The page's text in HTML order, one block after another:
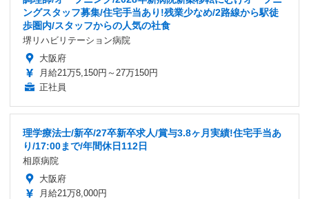
ングスタッフ募集/住宅手当あり!残業少なめ/2路線から駅徒
歩圏内/スタッフからの人気の社食
堺リハビリテーション病院
大阪府
月給21万5,150円～27万150円
正社員
理学療法士/新卒/27卒新卒求人/賞与3.8ヶ月実績!住宅手当あ
り/17:00まで/年間休日112日
相原病院
大阪府
月給21万8,000円